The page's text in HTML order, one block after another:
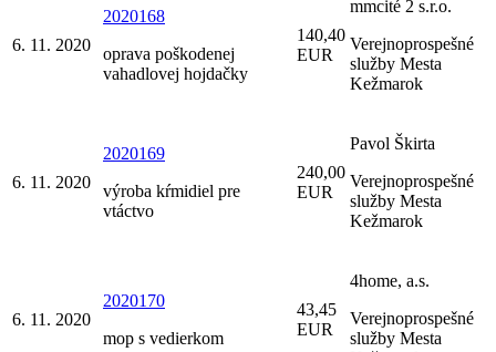
6. 11. 2020
2020168
oprava poškodenej
vahadlovej hojdačky
140,40
EUR
mmcité 2 s.r.o.
Verejnoprospešné
služby Mesta
Kežmarok
6. 11. 2020
2020169
výroba kŕmidiel pre
vtáctvo
240,00
EUR
Pavol Škirta
Verejnoprospešné
služby Mesta
Kežmarok
6. 11. 2020
2020170
mop s vedierkom
43,45
EUR
4home, a.s.
Verejnoprospešné
služby Mesta